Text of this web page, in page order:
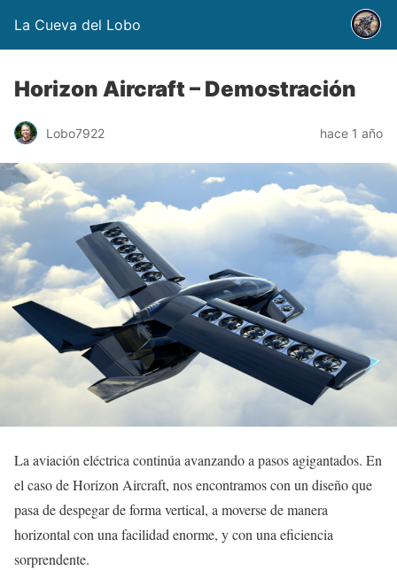
La Cueva del Lobo
Horizon Aircraft – Demostración
Lobo7922 hace 1 año
La aviación eléctrica continúa avanzando a pasos agigantados. En
el caso de Horizon Aircraft, nos encontramos con un diseño que
pasa de despegar de forma vertical, a moverse de manera
horizontal con una facilidad enorme, y con una eficiencia
sorprendente.